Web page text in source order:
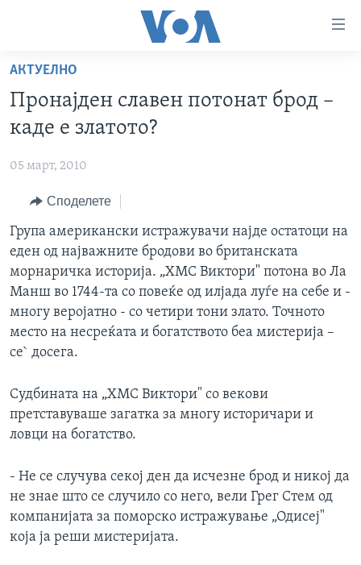
пристапност
Премини
на
главната
Премини
за
навигација
Пребарувај
РУБРИКИ
МАКЕДОНИЈА
СВЕТ
ЕКОНОМИЈА
ПОЛИТИКА
ЗДРАВЈЕ
НАУКА
УМЕТНОСТ И ЗАБАВА
ДОКУМЕНТАРЦИ
АРХИВИРАНА ПРОГРАМА
NEWSFLASH - АРХИВА
ВЕСТИ ОД САД ВО МИНУТА - АРХИВА
ИЗБОРИ ВО САД 2020 - АРХИВА
ЗА НАС
Learning English
НАКУСО...
Јазици
АКТУЕЛНО
Пронајден славен потонат брод –
каде е златото?
05 март, 2010
Споделете
Група американски истражувачи најде остатоци на
еден од најважните бродови во британската
морнаричка историја. „ХМС Виктори" потона во Ла
Манш во 1744-та со повеќе од илјада луѓе на себе и -
многу веројатно - со четири тони злато. Точното
место на несреќата и богатството беа мистерија –
се` досега.
Судбината на „ХМС Виктори" со векови
претставуваше загатка за многу историчари и
ловци на богатство.
- Не се случува секој ден да исчезне брод и никој да
не знае што се случило со него, вели Грег Стем од
компанијата за поморско истражување „Одисеј"
која ја реши мистеријата.